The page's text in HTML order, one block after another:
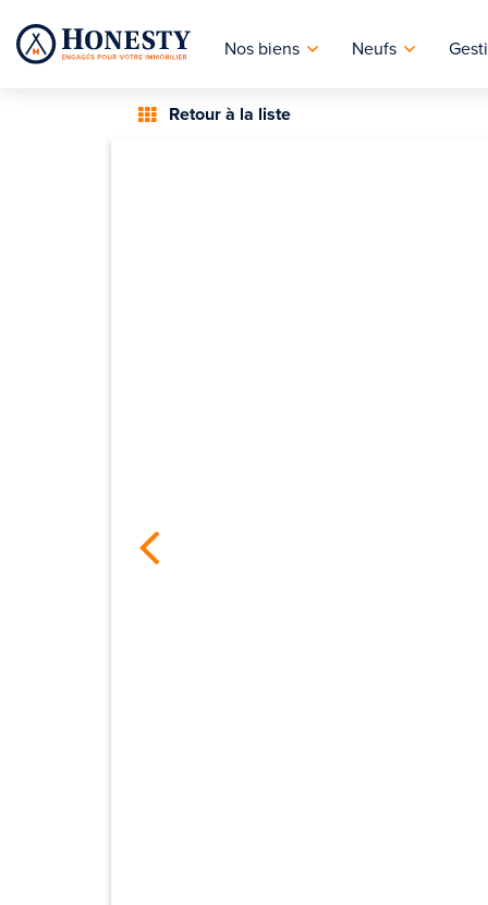
Nos biens Neufs
Retour à la liste